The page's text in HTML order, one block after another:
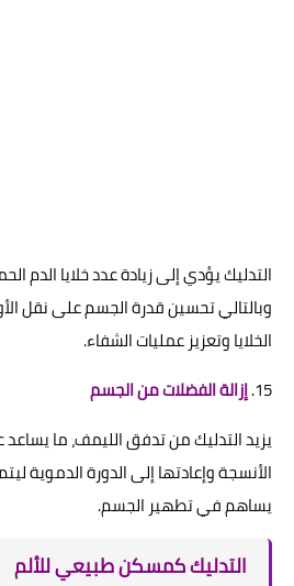
التدليك يؤدي إلى زيادة عدد خلايا الدم
وبالتالي تحسين قدرة الجسم على نقل
الخلايا وتعزيز عمليات الشفاء.
15. إزالة الفضلات من الجسم
يزيد التدليك من تدفق الليمف، ما
الأنسجة وإعادتها إلى الدورة الدموية
يساهم في تطهير الجسم.
التدليك كمسكن طبيعي للألم